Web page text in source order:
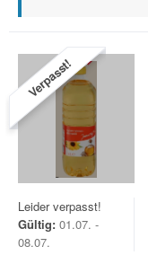
Verpasst!
Leider verpasst!
Gültig: 01.07. -
08.07.